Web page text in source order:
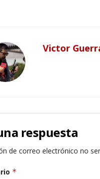
Victor
respuesta
de correo electrónico no
*